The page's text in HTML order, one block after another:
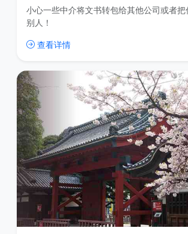
小心一些中介将文书转包给其他公司或者
别人！
查看详情